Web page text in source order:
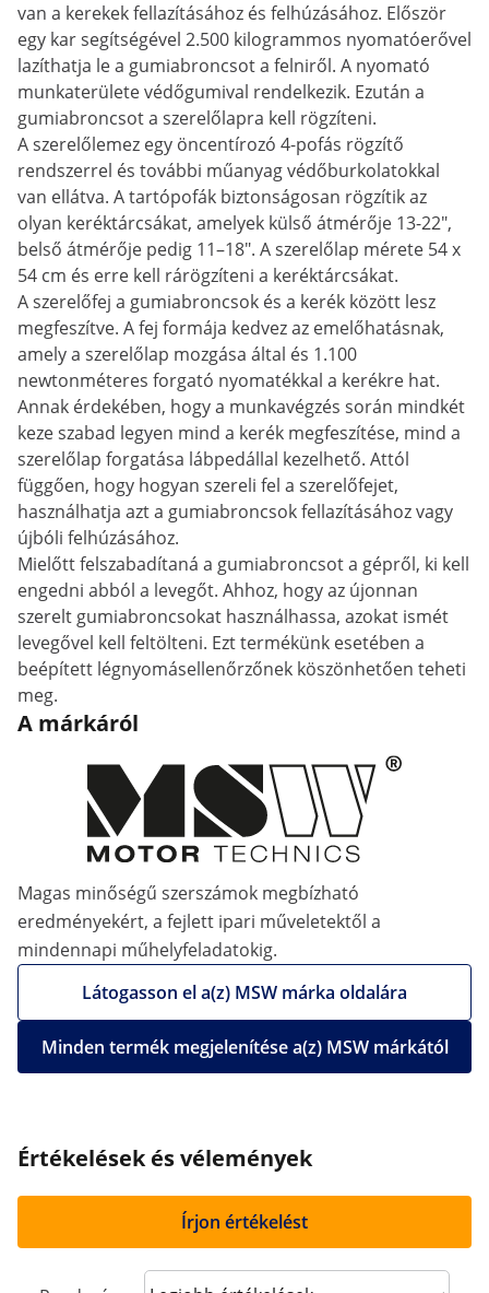
van a kerekek fellazításához és felhúzásához. Először
egy kar segítségével 2.500 kilogrammos nyomatóerővel
lazíthatja le a gumiabroncsot a felniről. A nyomató
munkaterülete védőgumival rendelkezik. Ezután a
gumiabroncsot a szerelőlapra kell rögzíteni.
A szerelőlemez egy öncentírozó 4-pofás rögzítő
rendszerrel és további műanyag védőburkolatokkal
van ellátva. A tartópofák biztonságosan rögzítik az
olyan keréktárcsákat, amelyek külső átmérője 13-22",
belső átmérője pedig 11–18". A szerelőlap mérete 54 x
54 cm és erre kell rárögzíteni a keréktárcsákat.
A szerelőfej a gumiabroncsok és a kerék között lesz
megfeszítve. A fej formája kedvez az emelőhatásnak,
amely a szerelőlap mozgása által és 1.100
newtonméteres forgató nyomatékkal a kerékre hat.
Annak érdekében, hogy a munkavégzés során mindkét
keze szabad legyen mind a kerék megfeszítése, mind a
szerelőlap forgatása lábpedállal kezelhető. Attól
függően, hogy hogyan szereli fel a szerelőfejet,
használhatja azt a gumiabroncsok fellazításához vagy
újbóli felhúzásához.
Mielőtt felszabadítaná a gumiabroncsot a gépről, ki kell
engedni abból a levegőt. Ahhoz, hogy az újonnan
szerelt gumiabroncsokat használhassa, azokat ismét
levegővel kell feltölteni. Ezt termékünk esetében a
beépített légnyomásellenőrzőnek köszönhetően teheti
meg.
A márkáról
Magas minőségű szerszámok megbízható
eredményekért, a fejlett ipari műveletektől a
mindennapi műhelyfeladatokig.
Látogasson el a(z) MSW márka oldalára
Minden termék megjelenítése a(z) MSW márkától
Értékelések és vélemények
Írjon értékelést